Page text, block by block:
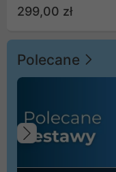
299,00 zł
Polecane
Poprzedni